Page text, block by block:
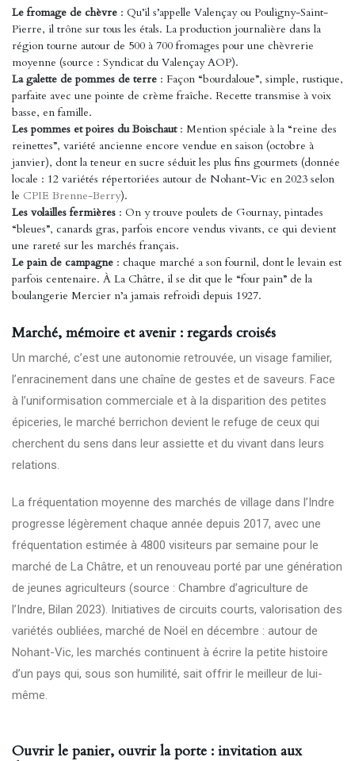
Le fromage de chèvre : Qu’il s’appelle Valençay ou Pouligny-Saint-
Pierre, il trône sur tous les étals. La production journalière dans la
région tourne autour de 500 à 700 fromages pour une chèvrerie
moyenne (source : Syndicat du Valençay AOP).
La galette de pommes de terre : Façon “bourdaloue”, simple, rustique,
parfaite avec une pointe de crème fraîche. Recette transmise à voix
basse, en famille.
Les pommes et poires du Boischaut: Mention spéciale à la “reine des
reinettes”, variété ancienne encore vendue en saison (octobre à
janvier), dont la teneur en sucre séduit les plus fins gourmets (donnée
locale : 12 variétés répertoriées autour de Nohant-Vic en 2023 selon
le CPIE Brenne-Berry).
Les volailles fermières : On y trouve poulets de Gournay, pintades
“bleues”, canards gras, parfois encore vendus vivants, ce qui devient
une rareté sur les marchés français.
Le pain de campagne : chaque marché a son fournil, dont le levain est
parfois centenaire. À La Châtre, il se dit que le “four pain” de la
boulangerie Mercier n’a jamais refroidi depuis 1927.
Marché, mémoire et avenir : regards croisés
Un marché, c’est une autonomie retrouvée, un visage familier,
l’enracinement dans une chaîne de gestes et de saveurs. Face
à l’uniformisation commerciale et à la disparition des petites
épiceries, le marché berrichon devient le refuge de ceux qui
cherchent du sens dans leur assiette et du vivant dans leurs
relations.
La fréquentation moyenne des marchés de village dans l’Indre
progresse légèrement chaque année depuis 2017, avec une
fréquentation estimée à 4800 visiteurs par semaine pour le
marché de La Châtre, et un renouveau porté par une génération
de jeunes agriculteurs (source : Chambre d’agriculture de
l’Indre, Bilan 2023). Initiatives de circuits courts, valorisation des
variétés oubliées, marché de Noël en décembre : autour de
Nohant-Vic, les marchés continuent à écrire la petite histoire
d’un pays qui, sous son humilité, sait offrir le meilleur de lui-
même.
Ouvrir le panier, ouvrir la porte : invitation aux